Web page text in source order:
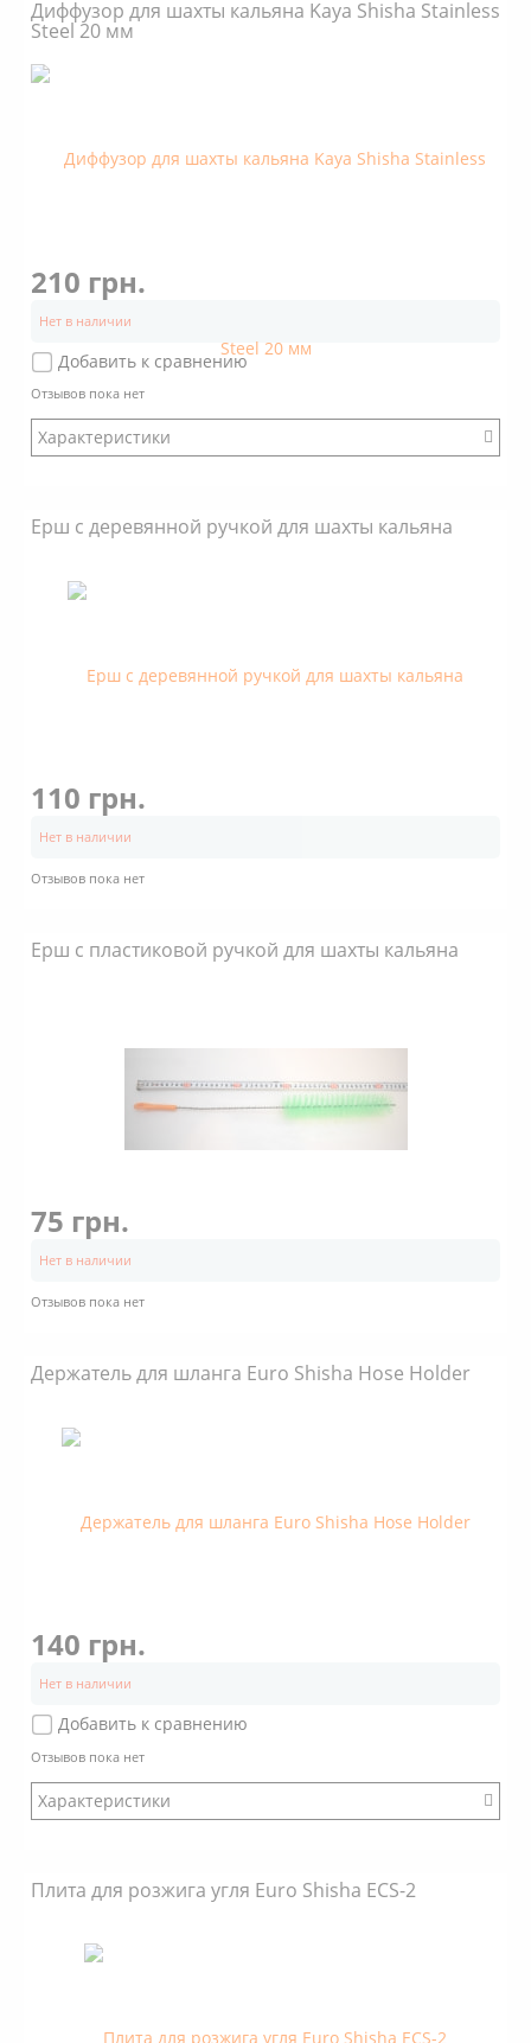
Диффузор для шахты кальяна Kaya Shisha Stainless
Steel 20 мм
210 грн.
Нет в наличии
Добавить к сравнению
Отзывов пока нет
Характеристики
Ерш с деревянной ручкой для шахты кальяна
110 грн.
Нет в наличии
Отзывов пока нет
Ерш с пластиковой ручкой для шахты кальяна
75 грн.
Нет в наличии
Отзывов пока нет
Держатель для шланга Euro Shisha Hose Holder
140 грн.
Нет в наличии
Добавить к сравнению
Отзывов пока нет
Характеристики
Плита для розжига угля Euro Shisha ECS-2